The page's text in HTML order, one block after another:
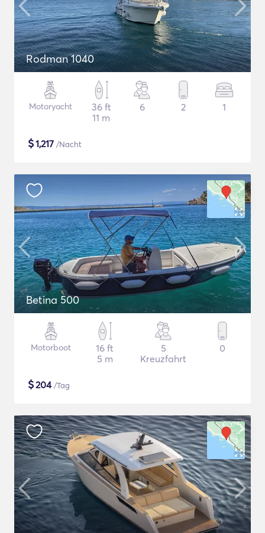
Rodman 1040
Motoryacht
36 ft
11 m
6 2 1
$1,217 /Nacht
Betina 500
Motorboot
16 ft
5 m
5
Kreuzfahrt
0
$204/Tag